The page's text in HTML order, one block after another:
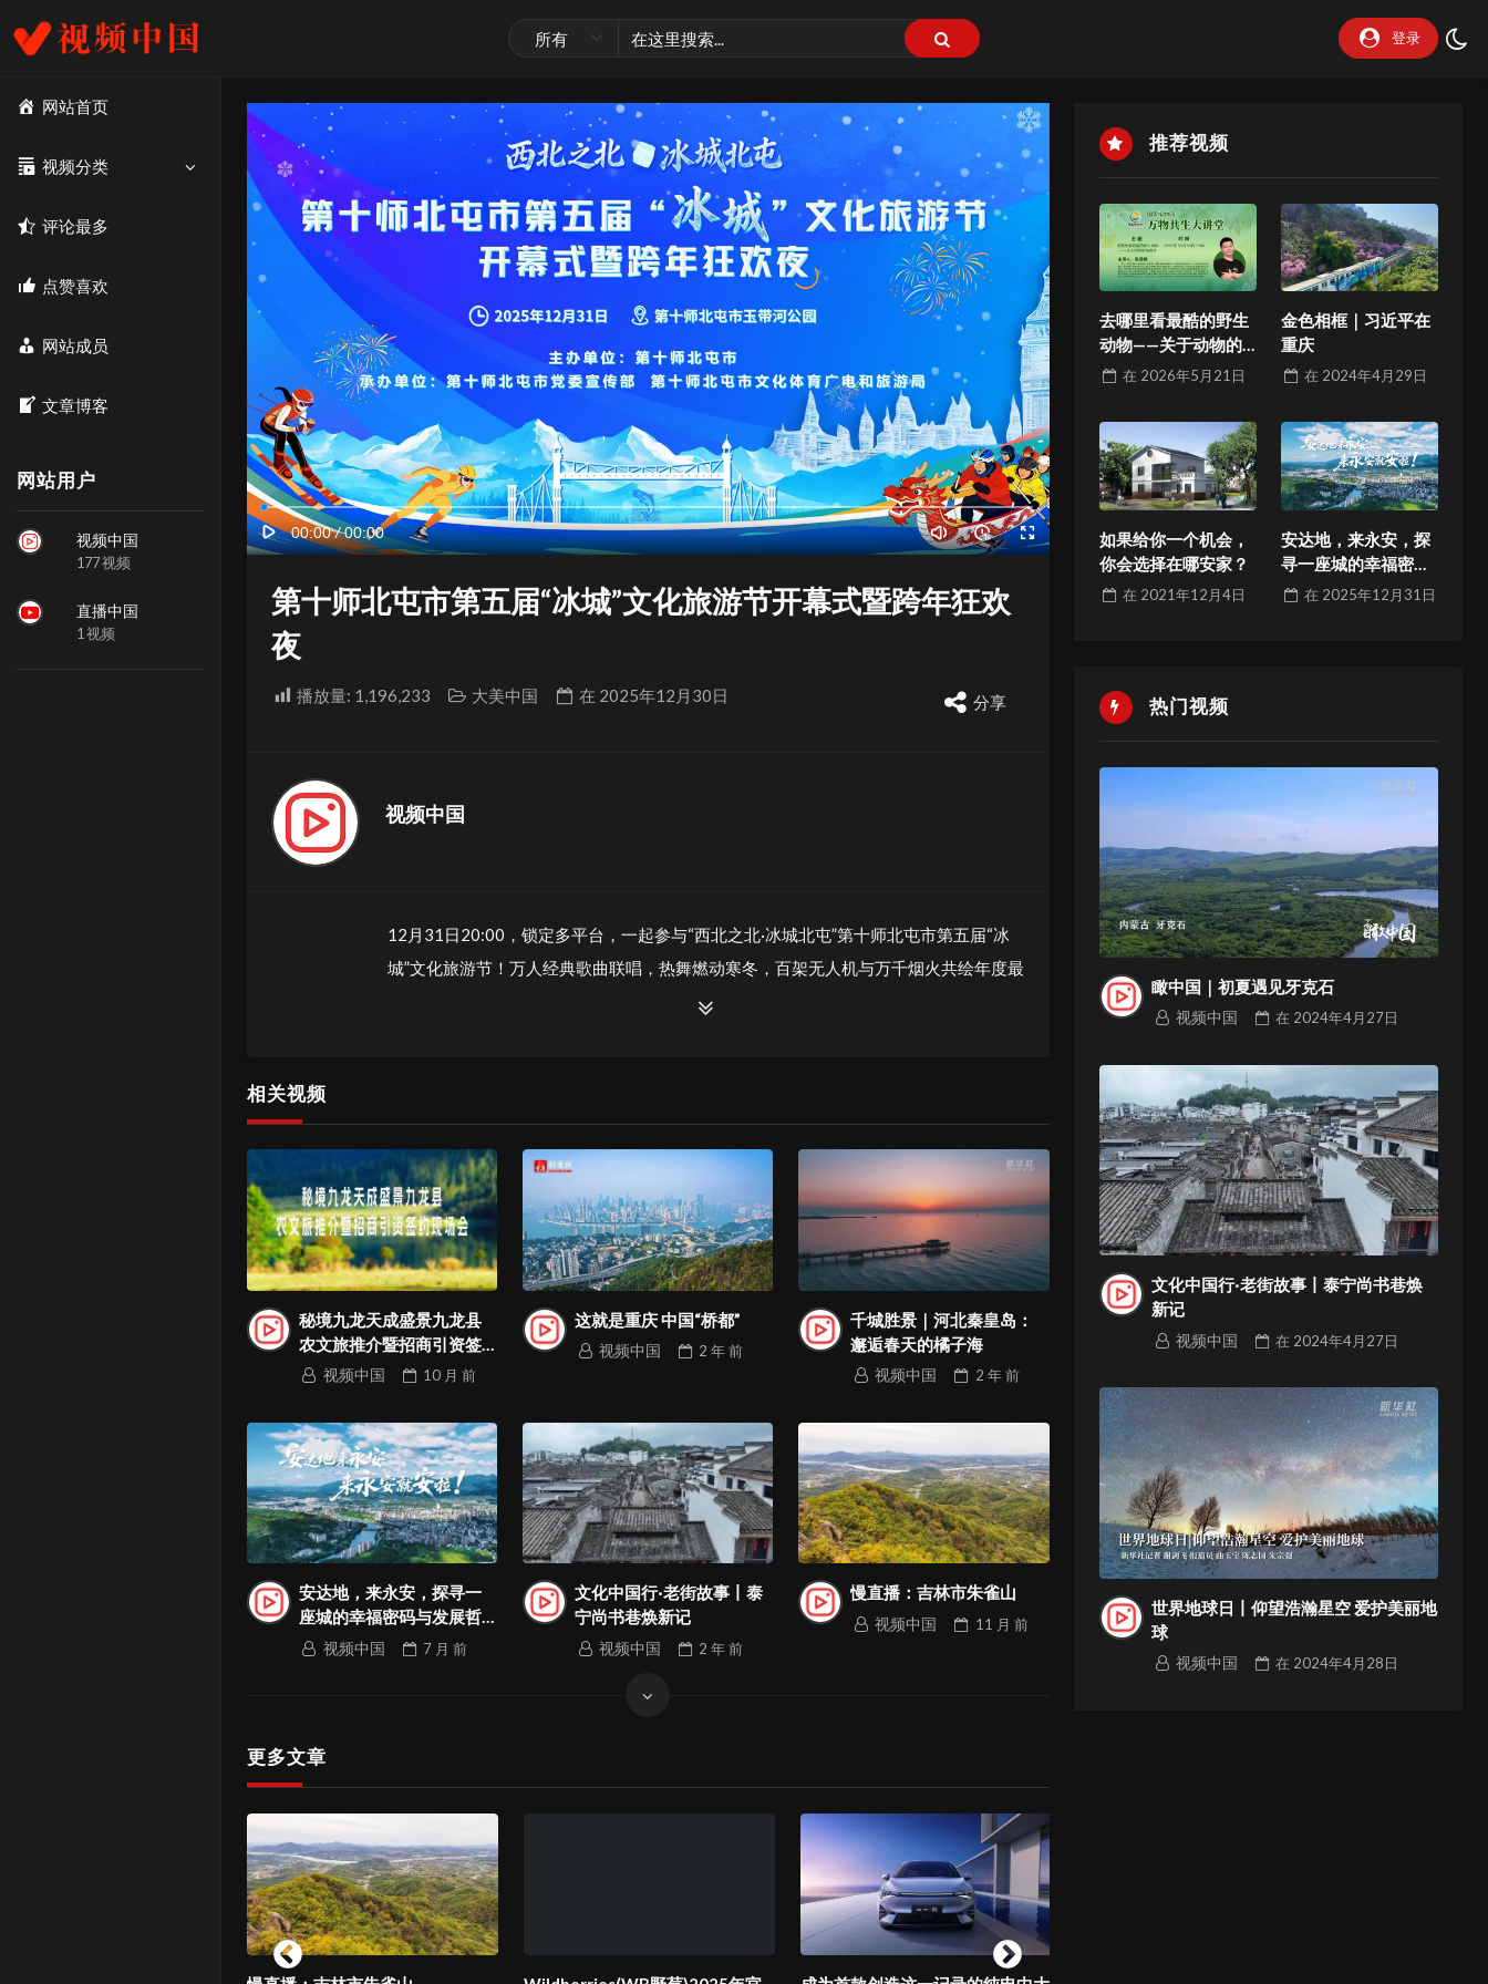
登录
网站首页
视频分类
评论最多
点赞喜欢
网站成员
文章博客
网站用户
视频中国
177 视频
直播中国
1 视频
第十师北屯市第五届“冰城”文化旅游节开幕式暨跨年狂欢
夜
播放量: 1,196,233 大美中国 在 2025年12月30日 分享
视频中国
12月31日20:00，锁定多平台，一起参与“西北之北·冰城北屯”第十师北屯市第五届“冰
城”文化旅游节！万人经典歌曲联唱，热舞燃动寒冬，百架无人机与万千烟火共绘年度最
美夜空；现场火锅免费尝、红包现场抢、彩票现场兑、冰钓雪地尽情玩、北屯好物一站
相关视频
秘境九龙天成盛景九龙县
农文旅推介暨招商引资签
约现场会
视频中国 10 月 前
这就是重庆 中国“桥都”
视频中国 2 年前
千城胜景｜河北秦皇岛：
邂逅春天的橘子海
视频中国 2 年前
安达地，来永安，探寻一
座城的幸福密码与发展哲
学 视频中国 7 月 前
文化中国行·老街故事丨泰
宁尚书巷焕新记
视频中国 2 年前
慢直播：吉林市朱雀山
视频中国 11 月 前
更多文章
推荐视频
去哪里看最酷的野生
动物——关于动物的
地理学
在 2026年5月21日
金色相框｜习近平在
重庆
在 2024年4月29日
如果给你一个机会，
你会选择在哪安家？
在 2021年12月4日
安达地，来永安，探
寻一座城的幸福密码
与发展哲学
在 2025年12月31日
热门视频
瞰中国｜初夏遇见牙克石
视频中国 在 2024年4月27日
文化中国行·老街故事丨泰宁尚书巷焕
新记
视频中国 在 2024年4月27日
世界地球日丨仰望浩瀚星空 爱护美丽地
球
视频中国 在 2024年4月28日